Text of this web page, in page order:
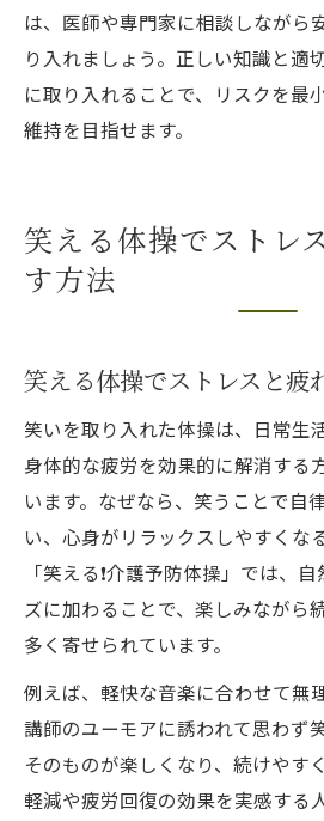
は、医師や専門家に相談しながら
り入れましょう。正しい知識と適
に取り入れることで、リスクを最
維持を目指せます。
笑える体操でストレ
す方法
笑える体操でストレスと疲
笑いを取り入れた体操は、日常生
身体的な疲労を効果的に解消する
います。なぜなら、笑うことで自
い、心身がリラックスしやすくな
「笑える❗️介護予防体操」では、
ズに加わることで、楽しみながら
多く寄せられています。
例えば、軽快な音楽に合わせて無
講師のユーモアに誘われて思わず
そのものが楽しくなり、続けやす
軽減や疲労回復の効果を実感する